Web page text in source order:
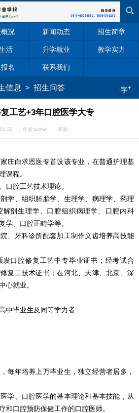
况 新闻动态 招生简章
活 升学就业 教学实力
名 联系我们
信息 > 招生问答 字+
工艺+3年口腔医学大专
01-22 作者:admin 来源:
家庄白求恩医专首设该专业，在普通护理基
课程。
口腔工艺技术理论。
剖学、组织胚胎学、生理学、病理学、药理
解剖生理学、口腔组织病理学、口腔内科
学、口腔正畸学等。
院、牙科诊所配套加工制作义齿培养高技能
发口腔修复工艺中专毕业证书；经考试合
复工技术证书；在河北、天津、北京、深
心就业。
中毕业生及同等学力者
每年培养上万毕业生，独立经营者居多，
医学、口腔医学的基本理论和基本技能，从
和口腔预防保健工作的口腔医师。